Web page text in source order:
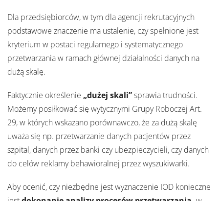
Dla przedsiębiorców, w tym dla agencji rekrutacyjnych
podstawowe znaczenie ma ustalenie, czy spełnione jest
kryterium w postaci regularnego i systematycznego
przetwarzania w ramach głównej działalności danych na
dużą skalę.
Faktycznie określenie „dużej skali”sprawia trudności.
Możemy posiłkować się wytycznymi Grupy Roboczej Art.
29, w których wskazano porównawczo, że za dużą skalę
uważa się np. przetwarzanie danych pacjentów przez
szpital, danych przez banki czy ubezpieczycieli, czy danych
do celów reklamy behawioralnej przez wyszukiwarki.
Aby ocenić, czy niezbędne jest wyznaczenie IOD konieczne